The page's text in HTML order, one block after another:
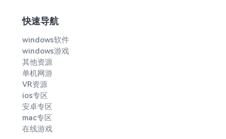
快速导航
windows软件
windows游戏
其他资源
单机网游
VR资源
ios专区
安卓专区
mac专区
在线游戏